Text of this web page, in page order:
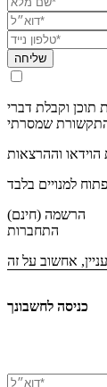
שליחה
תוכן וקבלת דברי
הוידאו וההרצאות
פתוח למנויים בלבד
הרשמה (חינם)
התחברות
אחשוב על זה
כניסה לחשבונך